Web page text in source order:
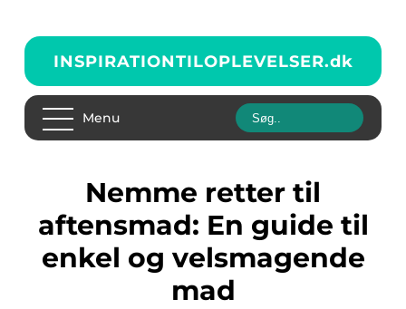
INSPIRATIONTILOPLEVELSER.dk
Menu
Nemme retter til
aftensmad: En guide til
enkel og velsmagende
mad